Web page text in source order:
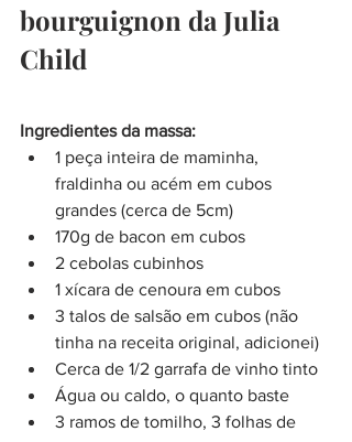
bourguignon da Julia
Child
Ingredientes da massa:
1 peça inteira de maminha,
fraldinha ou acém em cubos
grandes (cerca de 5cm)
170g de bacon em cubos
2 cebolas cubinhos
1 xícara de cenoura em cubos
3 talos de salsão em cubos (não
tinha na receita original, adicionei)
Cerca de 1/2 garrafa de vinho tinto
Água ou caldo, o quanto baste
3 ramos de tomilho, 3 folhas de